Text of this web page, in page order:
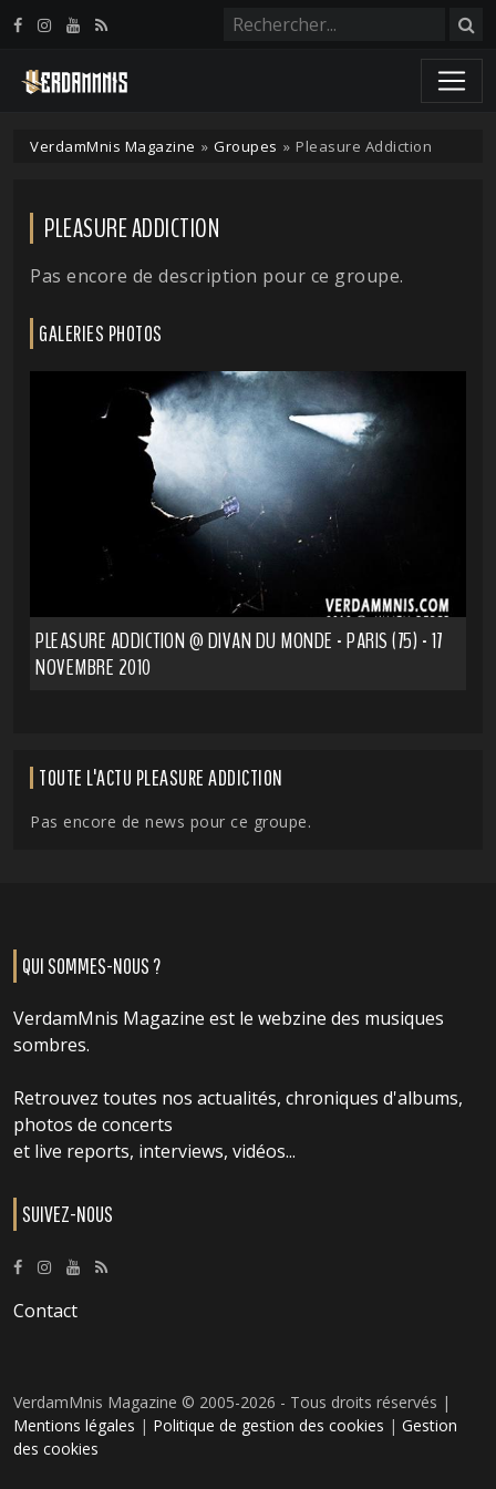
VerdamMnis Magazine » Groupes » Pleasure Addiction
PLEASURE ADDICTION
Pas encore de description pour ce groupe.
GALERIES PHOTOS
PLEASURE ADDICTION @ DIVAN DU MONDE - PARIS (75) - 17
NOVEMBRE 2010
TOUTE L'ACTU PLEASURE ADDICTION
Pas encore de news pour ce groupe.
QUI SOMMES-NOUS ?
VerdamMnis Magazine est le webzine des musiques
sombres.
Retrouvez toutes nos actualités, chroniques d'albums,
photos de concerts
et live reports, interviews, vidéos...
SUIVEZ-NOUS
Contact
VerdamMnis Magazine © 2005-2026 - Tous droits réservés |
Mentions légales | Politique de gestion des cookies | Gestion
des cookies
Panneau de gestion des cookies